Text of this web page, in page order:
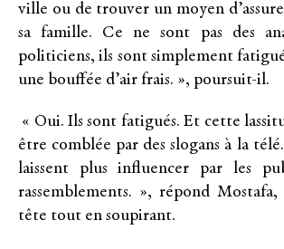
ville ou de trouver un moyen
sa famille. Ce ne sont pas des
politiciens, ils sont simplement
une bouffée d’air frais. », poursuit-il.
« Oui. Ils sont fatigués. Et cette
être comblée par des slogans à la
laissent plus influencer par les
rassemblements. », répond
tête tout en soupirant.